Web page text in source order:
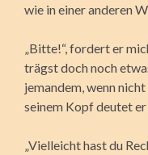
wie in einer anderen
„Bitte!“, fordert er
trägst doch noch
jemandem, wenn
seinem Kopf deutet
„Vielleicht hast du